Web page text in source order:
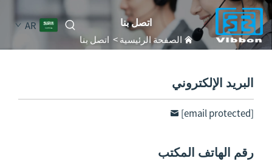
AR اتصل بنا
الصفحة الرئيسية> اتصل بنا
البريد الإلكتروني
[email protected]
رقم الهاتف المكتب